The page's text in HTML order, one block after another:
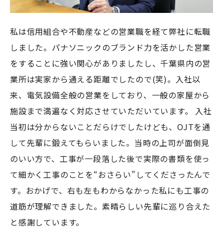
私は信用組合や不動産などの営業職を経て弊社に転職
しました。パナソニックのブランド力を活かした営業
をすることに強い関心がありましたし、千葉県内の営
業所は実家から通える距離でしたので(笑)。入社以
来、電気設備全般の営業をしており、一般の家屋から
施設まで満遍なく対応させていただいています。 入社
当初は分からないことだらけでしたけども、OJTを通
して先輩に鍛えてもらいました。当時の上司が面倒見
のいい方で、工事が一段落した後で実際の書類を使っ
て細かく工事のことを“おさらい”してくださったんで
す。おかげで、右も左もわからなかった私にも工事の
道筋が理解できました。素晴らしい先輩に巡り合えた
と感謝しています。